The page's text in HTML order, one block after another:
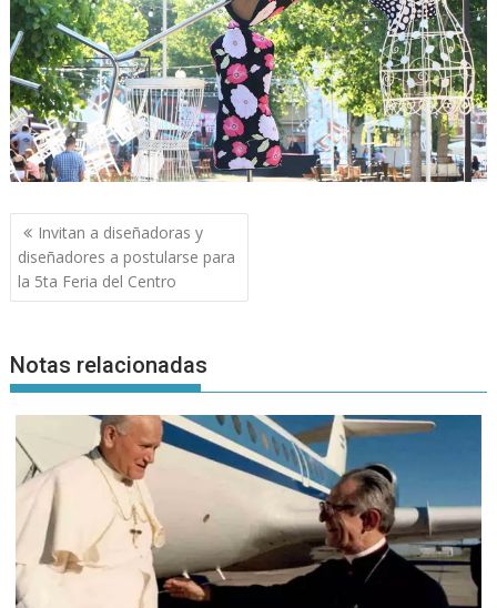
Navegación
de
entradas
Invitan a diseñadoras y
diseñadores a postularse para
la 5ta Feria del Centro
Notas relacionadas